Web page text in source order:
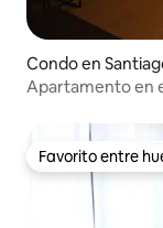
Condo en
Apartamento en
Favorito entre
Favorito entre